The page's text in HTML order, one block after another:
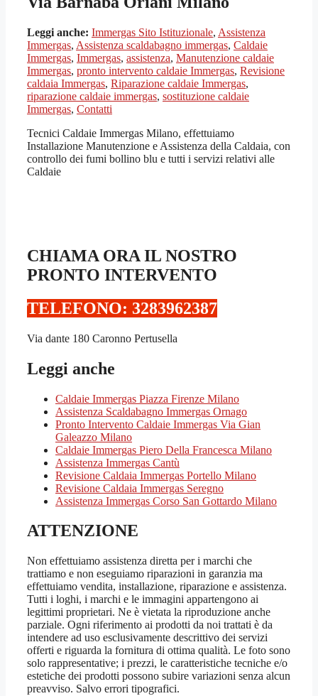
Leggi anche: Immergas Sito Istituzionale, Assistenza
Immergas, Assistenza scaldabagno immergas, Caldaie
Immergas, Immergas, assistenza, Manutenzione caldaie
Immergas, pronto intervento caldaie Immergas, Revisione
caldaia Immergas, Riparazione caldaie Immergas,
riparazione caldaie immergas, sostituzione caldaie
Immergas, Contatti
Tecnici Caldaie Immergas Milano, effettuiamo
Installazione Manutenzione e Assistenza della Caldaia, con
controllo dei fumi bollino blu e tutti i servizi relativi alle
Caldaie
CHIAMA ORA IL NOSTRO
PRONTO INTERVENTO
TELEFONO: 3283962387‬
Via dante 180 Caronno Pertusella
Leggi anche
Caldaie Immergas Piazza Firenze Milano
Assistenza Scaldabagno Immergas Ornago
Pronto Intervento Caldaie Immergas Via Gian
Galeazzo Milano
Caldaie Immergas Piero Della Francesca Milano
Assistenza Immergas Cantù
Revisione Caldaia Immergas Portello Milano
Revisione Caldaia Immergas Seregno
Assistenza Immergas Corso San Gottardo Milano
ATTENZIONE
Non effettuiamo assistenza diretta per i marchi che
trattiamo e non eseguiamo riparazioni in garanzia ma
effettuiamo vendita, installazione, riparazione e assistenza.
Tutti i loghi, i marchi e le immagini appartengono ai
legittimi proprietari. Ne è vietata la riproduzione anche
parziale. Ogni riferimento ai prodotti da noi trattati è da
intendere ad uso esclusivamente descrittivo dei servizi
offerti e riguarda la fornitura di ottima qualità. Le foto sono
solo rappresentative; i prezzi, le caratteristiche tecniche e/o
estetiche dei prodotti possono subire variazioni senza alcun
preavviso. Salvo errori tipografici.